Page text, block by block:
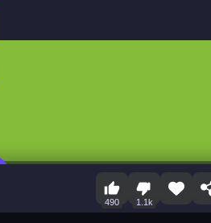
490 1.1k